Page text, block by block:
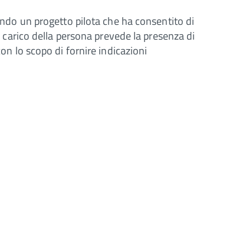
un progetto pilota che ha consentito di
della persona prevede la presenza di
lo scopo di fornire indicazioni